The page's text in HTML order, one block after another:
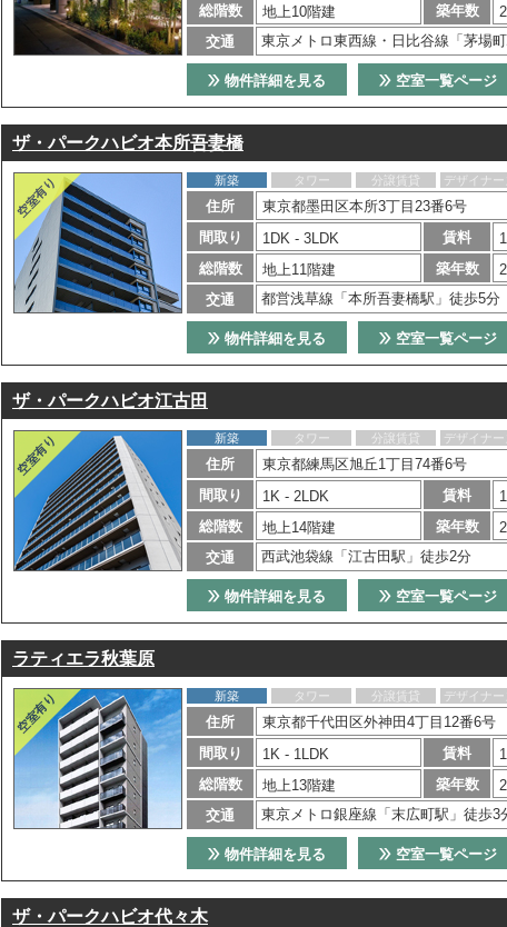
総階数
地上10階建 築年数
交通
東京メトロ東西線・日比谷線「茅場
空室一覧ページ
物件詳細を見る
ザ・パークハビオ本所吾妻橋
新築 タワー 分譲賃貸 デザイナー
住所
東京都墨田区本所3丁目23番6号
間取り
1DK - 3LDK 賃料
総階数
地上11階建 築年数
交通
都営浅草線「本所吾妻橋駅」徒歩5分
空室一覧ページ
物件詳細を見る
ザ・パークハビオ江古田
新築 タワー 分譲賃貸 デザイナー
住所
東京都練馬区旭丘1丁目74番6号
間取り
1K - 2LDK 賃料
総階数
地上14階建 築年数
交通
西武池袋線「江古田駅」徒歩2分
空室一覧ページ
物件詳細を見る
ラティエラ秋葉原
新築 タワー 分譲賃貸 デザイナー
住所
東京都千代田区外神田4丁目12番6号
間取り
1K - 1LDK 賃料
総階数
地上13階建 築年数
交通
東京メトロ銀座線「末広町駅」徒歩3
空室一覧ページ
物件詳細を見る
ザ・パークハビオ代々木